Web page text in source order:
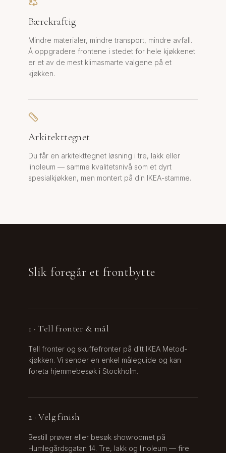
Bærekraftig
Mindre materialer, mindre transport, mindre avfall.
Å oppgradere frontene i stedet for hele kjøkkenet
er et av de mest klimasmarte valgene på et
kjøkken.
Arkitekttegnet
Du får en arkitekttegnet løsning i tre, lakk eller
linoleum — samme kvalitetsnivå som et dyrt
spesialkjøkken, men montert på din IKEA-stamme.
Slik foregår et frontbytte
1 · Tell fronter & mål
Tell fronter og skuffefronter på ditt IKEA Metod-
kjøkken. Vi sender en enkel måleguide og kan
foreta hjemmebesøk i Stockholm.
2 · Velg finish
Bestill prøver eller besøk showroomet på
Humlegårdsgatan 14. Tre, lakk og linoleum — fire